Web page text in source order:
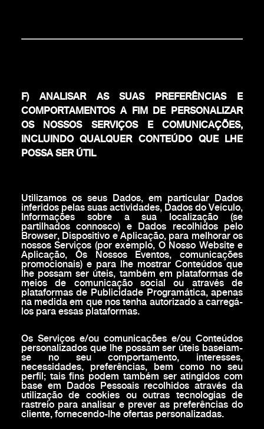
F) ANALISAR AS SUAS PREFERÊNCIAS E
COMPORTAMENTOS A FIM DE PERSONALIZAR
OS NOSSOS SERVIÇOS E COMUNICAÇÕES,
INCLUINDO QUALQUER CONTEÚDO QUE LHE
POSSA SER ÚTIL
Utilizamos os seus Dados, em particular Dados
inferidos pelas suas actividades, Dados do Veículo,
Informações sobre a sua localização (se
partilhados connosco) e Dados recolhidos pelo
Browser, Dispositivo e Aplicação, para melhorar os
nossos Serviços (por exemplo, O Nosso Website e
Aplicação, Os Nossos Eventos, comunicações
promocionais) e para lhe mostrar Conteúdos que
lhe possam ser úteis, também em plataformas de
meios de comunicação social ou através de
plataformas de Publicidade Programática, apenas
na medida em que nos tenha autorizado a carregá-
los para essas plataformas.
Os Serviços e/ou comunicações e/ou Conteúdos
personalizados que lhe possam ser úteis baseiam-
se no seu comportamento, interesses,
necessidades, preferências, bem como no seu
perfil; tais fins podem também ser atingidos com
base em Dados Pessoais recolhidos através da
utilização de cookies ou outras tecnologias de
rastreio para analisar e prever as preferências do
cliente, fornecendo-lhe ofertas personalizadas.